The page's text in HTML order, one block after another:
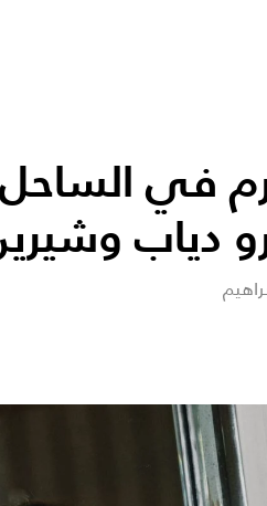
في
دياب